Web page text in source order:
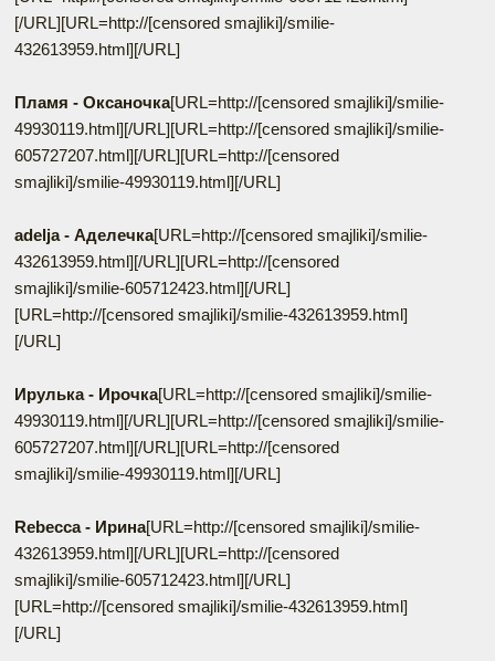
[/URL][URL=http://[censored smajliki]/smilie-
432613959.html][/URL]
Пламя - Оксаночка[URL=http://[censored smajliki]/smilie-
49930119.html][/URL][URL=http://[censored smajliki]/smilie-
605727207.html][/URL][URL=http://[censored
smajliki]/smilie-49930119.html][/URL]
adelja - Аделечка[URL=http://[censored smajliki]/smilie-
432613959.html][/URL][URL=http://[censored
smajliki]/smilie-605712423.html][/URL]
[URL=http://[censored smajliki]/smilie-432613959.html]
[/URL]
Ирулька - Ирочка[URL=http://[censored smajliki]/smilie-
49930119.html][/URL][URL=http://[censored smajliki]/smilie-
605727207.html][/URL][URL=http://[censored
smajliki]/smilie-49930119.html][/URL]
Rebecca - Ирина[URL=http://[censored smajliki]/smilie-
432613959.html][/URL][URL=http://[censored
smajliki]/smilie-605712423.html][/URL]
[URL=http://[censored smajliki]/smilie-432613959.html]
[/URL]